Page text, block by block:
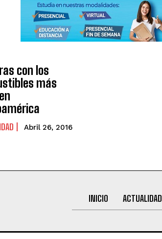
con los
más
Abril 26, 2016
INICIO ACTUALIDAD